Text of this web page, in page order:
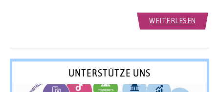
WEITERLESEN
UNTERSTÜTZE UNS